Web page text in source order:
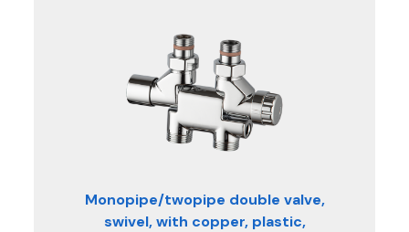
Monopipe/twopipe double valve,
swivel, with copper, plastic,